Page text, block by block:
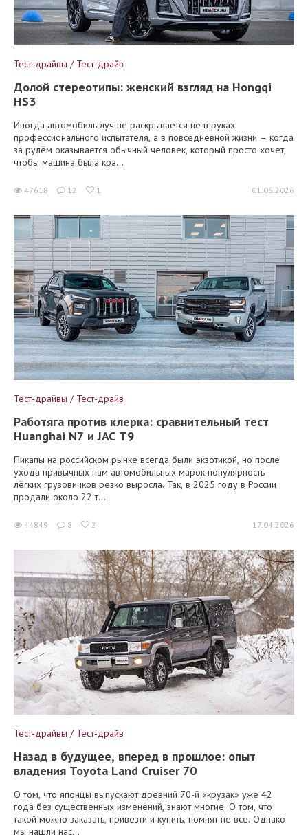
Тест-драйвы / Тест-драйв
Долой стереотипы: женский взгляд на Hongqi
HS3
Иногда автомобиль лучше раскрывается не в руках
профессионального испытателя, а в повседневной жизни – когда
за рулём оказывается обычный человек, который просто хочет,
чтобы машина была кра...
47618 12 1 01.06.2026
Тест-драйвы / Тест-драйв
Работяга против клерка: сравнительный тест
Huanghai N7 и JAC T9
Пикапы на российском рынке всегда были экзотикой, но после
ухода привычных нам автомобильных марок популярность
лёгких грузовичков резко выросла. Так, в 2025 году в России
продали около 22 т...
44849 8 2 17.04.2026
Тест-драйвы / Тест-драйв
Назад в будущее, вперед в прошлое: опыт
владения Toyota Land Cruiser 70
О том, что японцы выпускают древний 70-й «крузак» уже 42
года без существенных изменений, знают многие. О том, что
такой можно заказать, привезти и купить, помнят не все. Однако
мы нашли нас...